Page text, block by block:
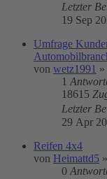
Letzter
19 Sep
Umfrage
von wetz1991 »
1
18615
Letzter
29 Apr
Reifen 4x4
von Heimattd5 »
0